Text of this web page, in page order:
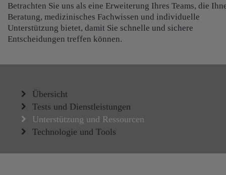
Betrachten Sie uns als eine Erweiterung Ihres Teams, die
Beratung, medizinisches Fachwissen und individuelle
Unterstützung bietet, damit Sie schnelle und sichere
Entscheidungen treffen können.
Übersicht
Tests und Dienstleistungen
Unterstützung und Ressourcen
Technologie und Tools